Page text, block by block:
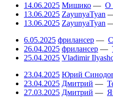
14.06.2025 Мишико — О
13.06.2025 ZayunyaTyan
13.06.2025 ZayunyaTyan
6.05.2025 фрилансер —
26.04.2025 фрилансер —
25.04.2025 Vladimir
23.04.2025 Юрий
23.04.2025 Дмитрий —
27.03.2025 Дмитрий —